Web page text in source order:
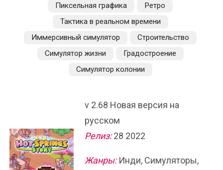
Пиксельная графика
Ретро
Тактика в реальном времени
Иммерсивный симулятор
Строительство
Симулятор жизни
Градостроение
Симулятор колонии
v 2.68 Новая версия на
русском
Релиз:28 2022
Жанры:Инди, Симуляторы,